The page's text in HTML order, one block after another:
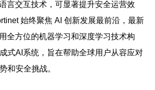
言交互技术，可显著提升安全运营效
始终聚焦 AI 创新发展最前沿，最新
全方位的机器学习和深度学习技术构
式AI系统，旨在帮助全球用户从容应对
和安全挑战。